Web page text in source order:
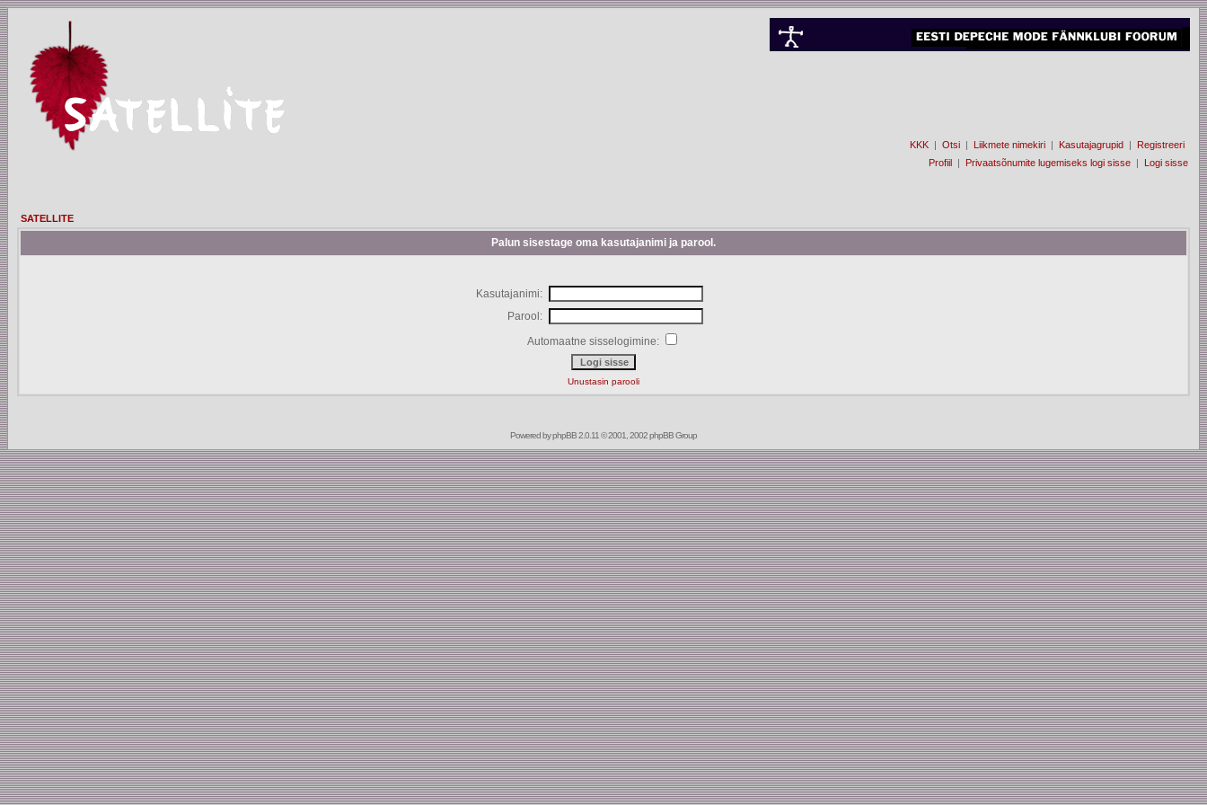
KKK | Otsi | Liikmete nimekiri | Kasutajagrupid | Registreeri
Profiil | Privaatsõnumite lugemiseks logi sisse | Logi sisse
SATELLITE
Palun sisestage oma kasutajanimi ja parool.
Kasutajanimi:
Parool:
Automaatne sisselogimine:
Unustasin parooli
Powered byphpBB2.0.11 © 2001, 2002 phpBB Group